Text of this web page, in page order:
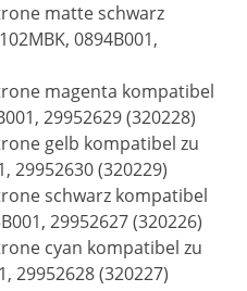
matte schwarz
0894B001,
magenta kompatibel
29952629 (320228)
gelb kompatibel zu
29952630 (320229)
schwarz kompatibel
29952627 (320226)
cyan kompatibel zu
29952628 (320227)